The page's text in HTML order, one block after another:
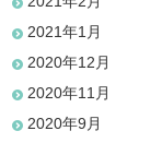
2021年1月
2020年12月
2020年11月
2020年9月